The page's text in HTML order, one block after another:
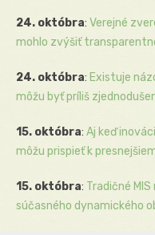
24. októbra: Verejné
mohlo zvýšiť
24. októbra: Existuje
môžu byť príliš
15. októbra: Aj keď
môžu prispieť k
15. októbra: Tradičné
súčasného dynamického